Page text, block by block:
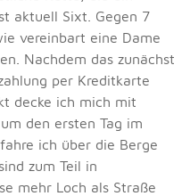
aktuell Sixt. Gegen 7
vereinbart eine Dame
Nachdem das zunächst
per Kreditkarte
decke ich mich mit
den ersten Tag im
ich über die Berge
zum Teil in
mehr Loch als Straße